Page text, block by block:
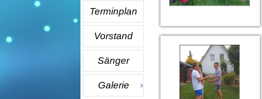
Terminplan
Vorstand
Sänger
Galerie